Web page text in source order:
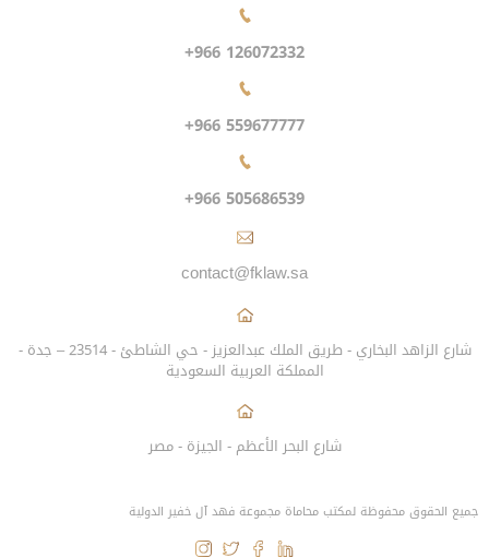
+966 126072332
+966 559677777
+966 505686539
contact@fklaw.sa
شارع الزاهد البخاري - طريق الملك عبدالعزيز - حي الشاطئ - 23514 – جدة -
المملكة العربية السعودية
شارع البحر الأعظم - الجيزة - مصر
جميع الحقوق محفوظة لمكتب محاماة مجموعة فهد آل خفير الدولية